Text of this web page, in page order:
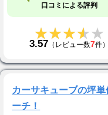
口コミによる評判
★★★★★
★★★★★
3.57 （レビュー数7件）
カーサキューブの坪
ーチ！